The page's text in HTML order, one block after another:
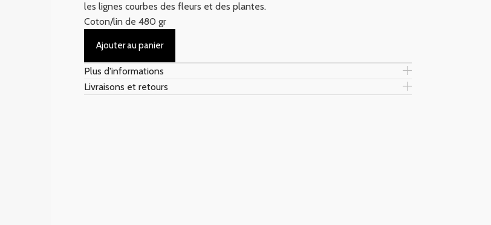
les lignes courbes des fleurs et des plantes.
Coton/lin de 480 gr
Ajouter au panier
Plus d'informations
Livraisons et retours